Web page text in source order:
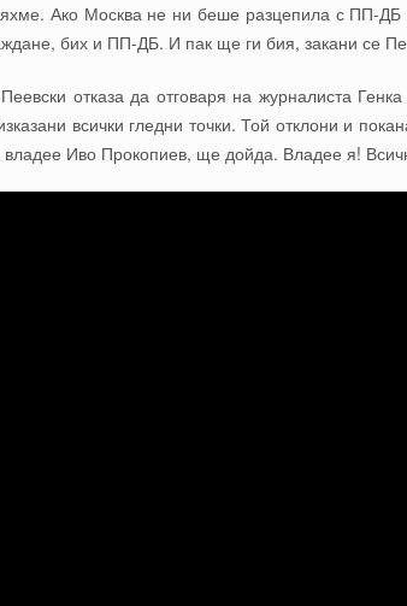
Ако Москва не ни беше разцепила с ПП-ДБ
бих и ПП-ДБ. И пак ще ги бия, закани се
отказа да отговаря на журналиста
всички гледни точки. Той отклони и
Иво Прокопиев, ще дойда. Владее я!